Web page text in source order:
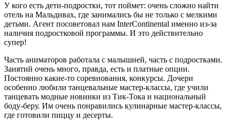
У кого есть дети-подростки, тот поймет: очень сложно найти
отель на Мальдивах, где занимались бы не только с мелкими
детьми. Агент посоветовал нам InterContinental именно из-за
наличия подростковой программы. И это действительно
супер!
Часть аниматоров работала с малышней, часть с подростками.
Занятий очень много, правда, есть и платные опции.
Постоянно какие-то соревнования, конкурсы. Дочери
особенно любили танцевальные мастер-классы, где учили
танцевать модные новинки из Тик-Тока и национальный
боду-беру. Им очень понравились кулинарные мастер-классы,
где готовили пиццу и десерты.